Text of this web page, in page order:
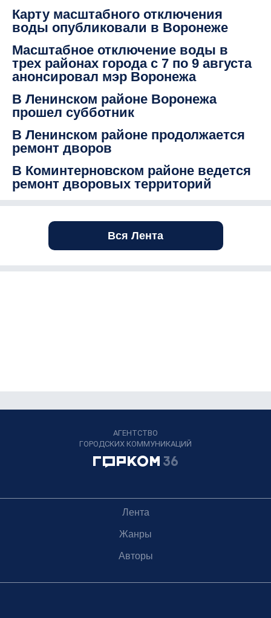
Карту масштабного отключения
воды опубликовали в Воронеже
Масштабное отключение воды в
трех районах города с 7 по 9 августа
анонсировал мэр Воронежа
В Ленинском районе Воронежа
прошел субботник
В Ленинском районе продолжается
ремонт дворов
В Коминтерновском районе ведется
ремонт дворовых территорий
Вся Лента
АГЕНТСТВО
ГОРОДСКИХ КОММУНИКАЦИЙ
Лента
Жанры
Авторы